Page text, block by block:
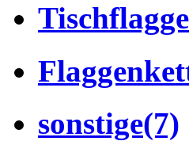
sonstige(7)